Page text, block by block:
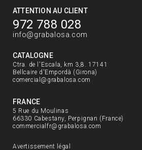
ATTENTION AU CLIENT
972 788 028
info@grabalosa.com
CATALOGNE
Ctra. de l'Escala, km 3,8. 17141
Bellcaire d'Empordà (Girona)
comercial@grabalosa.com
FRANCE
5 Rue du Moulinas
66330 Cabestany, Perpignan (France)
commercialfr@grabalosa.com
Avertissement légal